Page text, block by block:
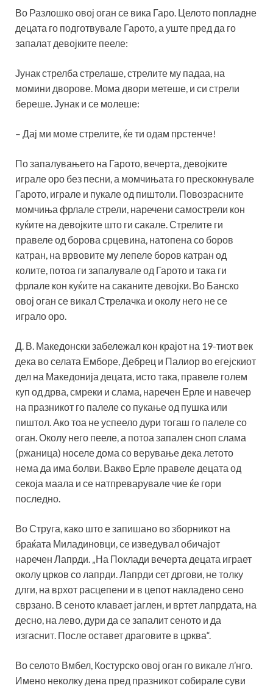
Во Разлошко овој оган се вика Гаро. Целото попладне
децата го подготвувале Гарото, а уште пред да го
запалат девојките пееле:
Јунак стрелба стрелаше, стрелите му падаа, на
момини дворове. Мома двори метеше, и си стрели
береше. Јунак и се молеше:
– Дај ми моме стрелите, ќе ти одам прстенче!
По запалувањето на Гарото, вечерта, девојките
играле оро без песни, а момчињата го прескокнувале
Гарото, играле и пукале од пиштоли. Повозрасните
момчиња фрлале стрели, наречени самострели кон
куќите на девојките што ги сакале. Стрелите ги
правеле од борова срцевина, натопена со боров
катран, на врвовите му лепеле боров катран од
колите, потоа ги запалувале од Гарото и така ги
фрлале кон куќите на саканите девојки. Во Банско
овој оган се викал Стрелачка и околу него не се
играло оро.
Д. В. Македонски забележал кон крајот на 19-тиот век
дека во селата Емборе, Дебрец и Палиор во егејскиот
дел на Македонија децата, исто така, правеле голем
куп од дрва, смреки и слама, наречен Ерле и навечер
на празникот го палеле со пукање од пушка или
пиштол. Ако тоа не успеело дури тогаш го палеле со
оган. Околу него пееле, а потоа запален сноп слама
(ржаница) носеле дома со верување дека летото
нема да има болви. Вакво Ерле правеле децата од
секоја маала и се натпреварувале чие ќе гори
последно.
Во Струга, како што е запишано во зборникот на
браќата Миладиновци, се изведувал обичајот
наречен Лапрди. „На Поклади вечерта децата играет
околу црков со лапрди. Лапрди сет дргови, не толку
длги, на врхот расцепени и в цепот накладено сено
сврзано. В сеното клавает јаглен, и вртет лапрдата, на
десно, на лево, дури да се запалит сеното и да
изгаснит. После оставет драговите в црква“.
Во селото Вмбел, Костурско овој оган го викале л’нго.
Имено неколку дена пред празникот собирале суви